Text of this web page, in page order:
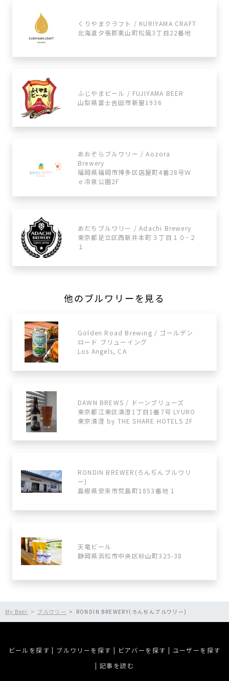
くりやまクラフト / KURIYAMA CRAFT
北海道夕張郡栗山町松風3丁目22番地
ふじやまビール / FUJIYAMA BEER
山梨県富士吉田市新屋1936
あおぞらブルワリー / Aozora
Brewery
福岡県福岡市博多区店屋町4番28号Ｗ
ｅ冷泉公園2F
あだちブルワリー / Adachi Brewery
東京都足立区西新井本町３丁目１０−２
１
他のブルワリーを見る
Golden Road Brewing / ゴールデン
ロード ブリューイング
Los Angels, CA
DAWN BREWS / ドーンブリューズ
東京都江東区清澄1丁目1番7号 LYURO
東京清澄 by THE SHARE HOTELS 2F
RONDIN BREWER(ろんぢんブルワリ
ー)
島根県安来市荒島町1853番地 1
天竜ビール
静岡県浜松市中央区砂山町325-38
My Beer ブルワリー RONDIN BREWERY(ろんぢんブルワリー)
ビールを探す | ブルワリーを探す | ビアバーを探す | ユーザーを探す
| 記事を読む